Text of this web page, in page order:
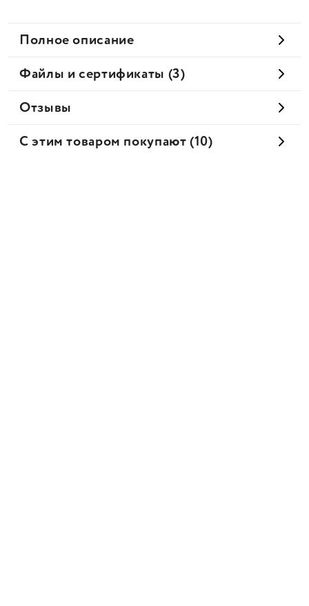
Полное описание
Файлы и сертификаты (3)
Отзывы
С этим товаром покупают (10)